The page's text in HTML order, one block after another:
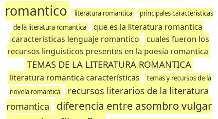
romantico
literatura romantica
principales caracteristicas
de la literatura romantica
que es la literatura romantica
caracteristicas lenguaje romantico
cuales fueron los
recursos linguisticos presentes en la poesia romantica
TEMAS DE LA LITERATURA ROMANTICA
literatura romantica características
temas y recursos de la
novela romantica
recursos literarios de la literatura
romantica
diferencia entre asombro vulgar